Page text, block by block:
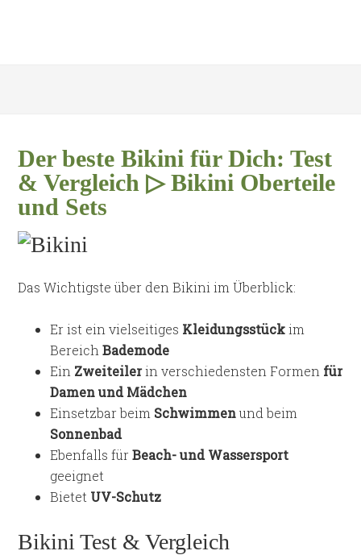
Der beste Bikini für Dich: Test
& Vergleich ▷ Bikini Oberteile
und Sets
Das Wichtigste über den Bikini im Überblick:
Er ist ein vielseitiges Kleidungsstückim
BereichBademode
Ein Zweiteilerin verschiedensten Formen für
Damen und Mädchen
Einsetzbar beim Schwimmenund beim
Sonnenbad
Ebenfalls fürBeach- und Wassersport
geeignet
Bietet UV-Schutz
Bikini Test & Vergleich